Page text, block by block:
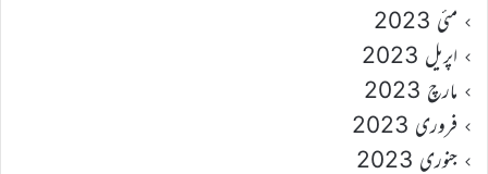
مئی 2023
اپریل 2023
مارچ 2023
فروری 2023
جنوری 2023